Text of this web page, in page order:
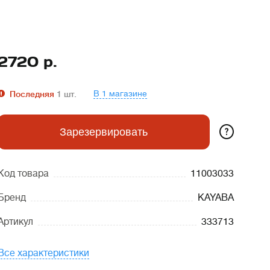
р.
Последняя 1 шт. В 1 магазине
Зарезервировать ?
товара 11003033
KAYABA
333713
характеристики